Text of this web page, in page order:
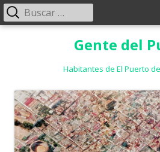
Gente del
Habitantes de El Puerto
Menú
Buscar: